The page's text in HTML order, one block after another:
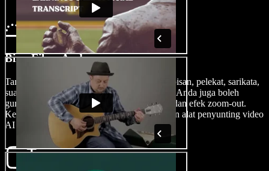
Bina Filem Anda
Tambah muzik, kesan bunyi, transisi, fon, lapisan, pelekat, sarikata,
suara latar, dan banyak lagi pada karya anda. Anda juga boleh
gunakan ciri pemotongan, fade-in, fade-out, dan efek zoom-out.
Kemungkinan penyuntingan tiada had dengan alat penyunting video
AI yang mesra pemula.